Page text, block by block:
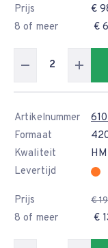
Prijs
€
8 of meer
€
Artikelnummer
Formaat
Kwaliteit
HM
Levertijd
Prijs €
8 of meer
€